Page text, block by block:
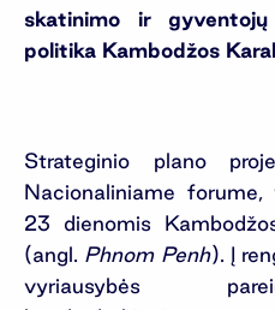
skatinimo ir
politika Kambodžos
Strateginio plano
Nacionaliniame
23 dienomis
(angl. Phnom Penh). Į
vyriausybės